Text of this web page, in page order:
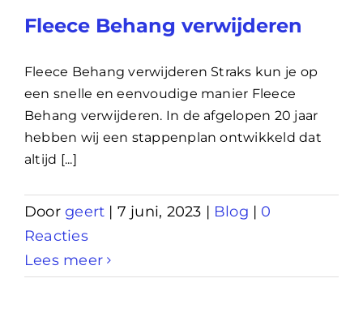
Fleece Behang verwijderen
Fleece Behang verwijderen Straks kun je op
een snelle en eenvoudige manier Fleece
Behang verwijderen. In de afgelopen 20 jaar
hebben wij een stappenplan ontwikkeld dat
altijd [...]
Doorgeert | 7 juni, 2023 | Blog | 0
Reacties
Lees meer